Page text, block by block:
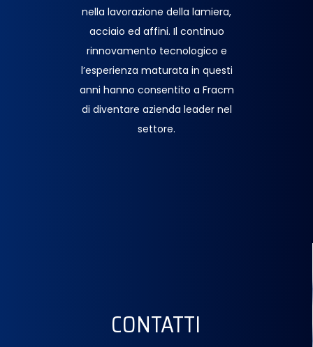
nella lavorazione della lamiera,
acciaio ed affini. Il continuo
rinnovamento tecnologico e
l’esperienza maturata in questi
anni hanno consentito a Fracm
di diventare azienda leader nel
settore.
CONTATTI